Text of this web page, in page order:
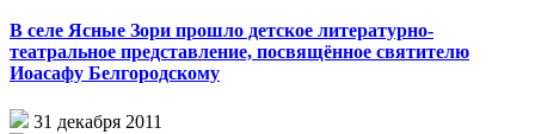
В селе Ясные Зори прошло детское литературно-
театральное представление, посвящённое святителю
Иоасафу Белгородскому
31 декабря 2011